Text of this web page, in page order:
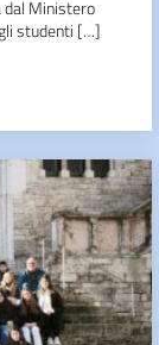
dal Ministero
studenti […]